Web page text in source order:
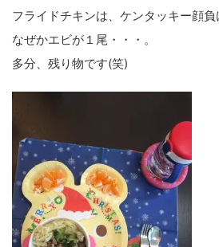
フライドチキンは、ケンタッキー顔負
なぜかエビが１尾・・・。
多分、残り物です(笑)